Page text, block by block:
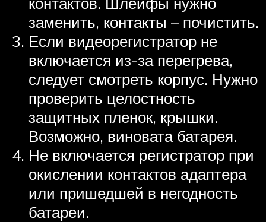
заменить, контакты – почистить.
Если видеорегистратор не
включается из-за перегрева,
следует смотреть корпус. Нужно
проверить целостность
защитных пленок, крышки.
Возможно, виновата батарея.
Не включается регистратор при
окислении контактов адаптера
или пришедшей в негодность
батареи.